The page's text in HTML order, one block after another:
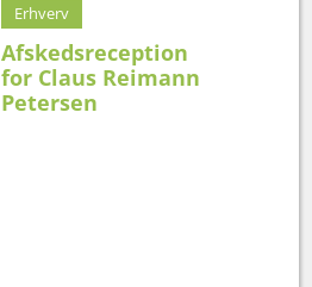
Erhverv
Afskedsreception
for Claus Reimann
Petersen